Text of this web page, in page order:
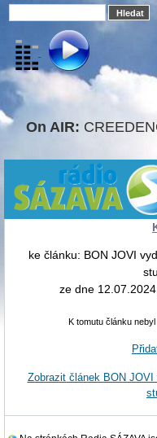
On AIR:
ke článku: BON JOVI
ze dne
K tomutu článku
Zobrazit článek BON JOVI